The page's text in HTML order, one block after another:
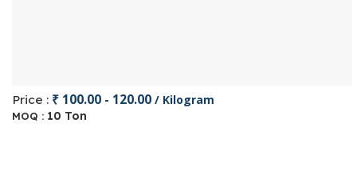
Price : ₹ 100.00 - 120.00 / Kilogram
MOQ : 10 Ton